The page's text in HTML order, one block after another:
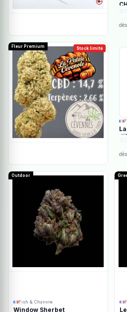
dès
Stock limité
Fleur Premium
dès
Outdoor
Fish & Chanvre
Window Sherbet